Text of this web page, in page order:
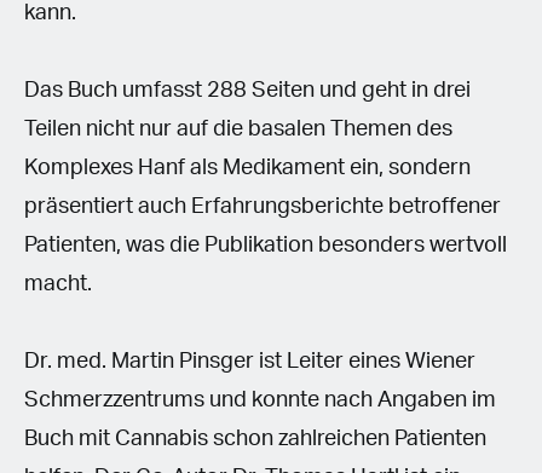
kann.
Das Buch umfasst 288 Seiten und geht in drei
Teilen nicht nur auf die basalen Themen des
Komplexes Hanf als Medikament ein, sondern
präsentiert auch Erfahrungsberichte betroffener
Patienten, was die Publikation besonders wertvoll
macht.
Dr. med. Martin Pinsger ist Leiter eines Wiener
Schmerzzentrums und konnte nach Angaben im
Buch mit Cannabis schon zahlreichen Patienten